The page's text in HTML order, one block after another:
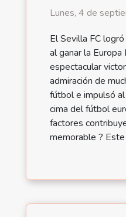
Lunes, 4 de
El Sevilla FC
al ganar la
espectacular
admiración de
fútbol e impulsó
cima del fútbol
factores
memorable ?